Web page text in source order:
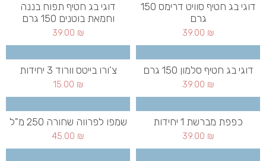
דוגי בג חטיף סוויט דרימס 150
גרם
39.00 ₪
דוגי בג חטיף תפוח בננה
וחמאת בוטנים 150 גרם
39.00 ₪
דוגי בג חטיף סלמון 150 גרם
39.00 ₪
צ'ורו בייטס וורוד 3 יחידות
15.00 ₪
כפפת מברשת 1 יחידות
39.00 ₪
שמפו לפרווה שחורה 250 מ"ל
45.00 ₪